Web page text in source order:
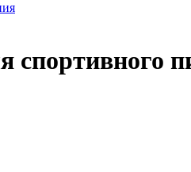
спортивного